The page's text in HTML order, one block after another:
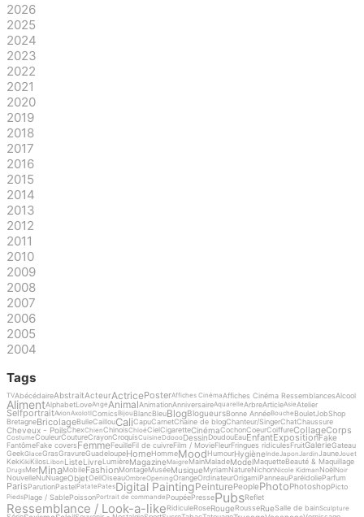
2026
2025
2024
2023
2022
2021
2020
2019
2018
2017
2016
2015
2014
2013
2012
2011
2010
2009
2008
2007
2006
2005
2004
Tags
TVAbécédaireAbstraitActeurActricePosterAffiches CinémaAffiches Cinéma RessemblancesAlcool
AlimentAlphabetLoveAnge AnimalAnimationAnniversaireAquarelleArbreArticleAsieAtelier
SelfportraitAvionAxolotlComicsBijou BlancBleuBlogBlogueursBonne AnnéeBouche BouletJobShop
BretagneBricolageBulleCaillouCaliCapuCarnetChaine de blogChanteur/SingerChatChaussure
Cheveux - PoilsChexChienChinoisChloéCielCigaretteCinémaCochonCoeurCoiffureCollageCorps
CostumeCouleurCoutureCrayonCroquisCuisineDdoooDessinDoudouEauEnfantExpositionFake
FantômeFake coversFemmeFeuilleFil de cuivreFilm / MovieFleurFringues ridiculesFruitGalerieGateau
GeekGlaceGrasGravureGuadeloupeHomeHommeMoodHumourHygièneInde Japon JardinJaune Jouet
KekKikiKilosLibon ListeLivreLumièreMagazineMaigre MainMaladeModelMaquetteBeauté & Maquillage
DrugsMerMinaMobileFashionMontageMuséeMusiqueMyriamNatureNichonNicole Kidman Noël Noir
NouvelleNuNuageObjetOeilOiseauOmbreOpeningOrangeOrdinateurOrigamiPanneauParéidolieParfum
ParisParutionPastelPatatePatesDigital PaintingPeinturePeoplePhotoPhotoshopPicto
PiedsPlage / SablePoissonPortrait de commande PoupéePressePubsReflet
Ressemblance / Look-a-likeRidiculeRoseRougeRousseRueSalle de bainSculpture